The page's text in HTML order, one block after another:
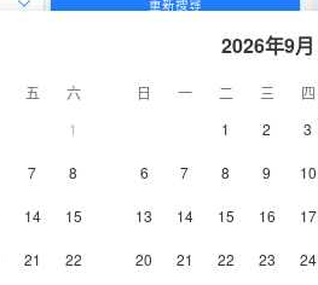
五
六
1
7 8
14 15
21 22
2026年9月
日 一 二 三
四
1
2 3
6 7 8 9 10
13 14 15 16 17
20 21 22 23 24
重新搜尋
21-25㎡ 空調